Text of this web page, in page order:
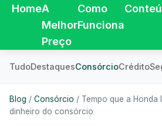
HomeA
Melhor
Preço
Como
Funciona
TudoDestaquesConsórcioCrédito
Blog / Consórcio / Tempo que a
dinheiro do consórcio